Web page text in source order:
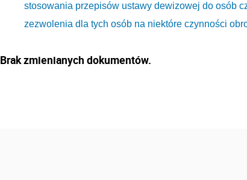
stosowania przepisów ustawy dewizowej do osób
zezwolenia dla tych osób na niektóre czynności
Brak zmienianych dokumentów.